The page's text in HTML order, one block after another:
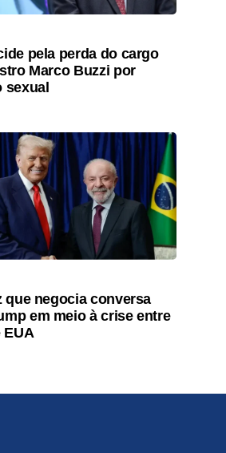
pela perda do cargo
Marco Buzzi por
sexual
que negocia conversa
em meio à crise entre
EUA